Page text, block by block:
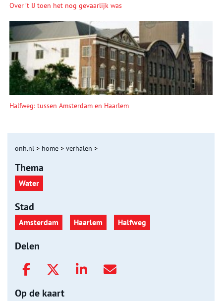
Over ’t IJ toen het nog gevaarlijk was
Halfweg: tussen Amsterdam en Haarlem
onh.nl > home > verhalen >
Thema
Water
Stad
Amsterdam Haarlem Halfweg
Delen
Op de kaart